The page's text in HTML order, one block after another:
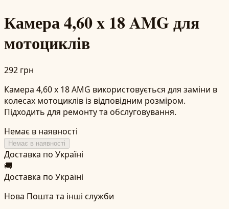
Камера 4,60 x 18 AMG для
мотоциклів
292 грн
Камера 4,60 x 18 AMG використовується для заміни в
колесах мотоциклів із відповідним розміром.
Підходить для ремонту та обслуговування.
Немає в наявності
Немає в наявності
Доставка по Україні
🚚
Доставка по Україні
Нова Пошта та інші служби